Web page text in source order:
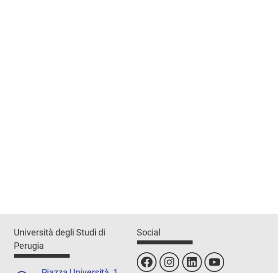
Università degli Studi di
Perugia
Social